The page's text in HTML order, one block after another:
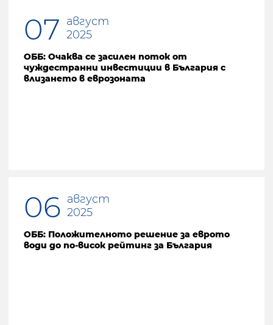
07 август
2025
ОББ: Очаква се засилен поток от
чуждестранни инвестиции в България с
влизането в еврозоната
06 август
2025
ОББ: Положителното решение за еврото
води до по-висок рейтинг за България